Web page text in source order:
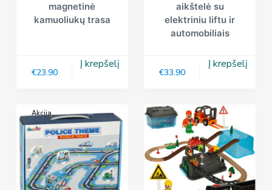
magnetinė
kamuoliukų trasa
€23.90
Į krepšelį
aikštelė su
elektriniu liftu ir
automobiliais
€33.90
Į krepšelį
Akcija